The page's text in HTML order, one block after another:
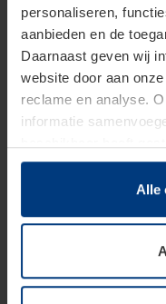
personaliseren,
aanbieden en de
Daarnaast geven wij
website door aan
reclame en analyse.
informatie
hun diensten hebben
Juridisch hebben wij
van deze pagina's
soorten cookies is uw
toestemming kunt u
Alle